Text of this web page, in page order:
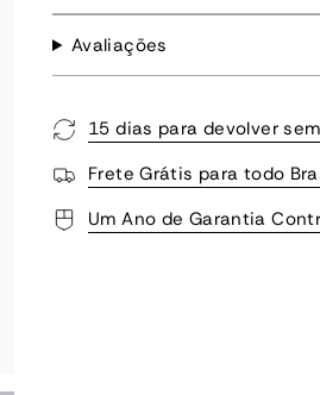
Avaliações
15 dias para devolver
Frete Grátis para todo
Um Ano de Garantia